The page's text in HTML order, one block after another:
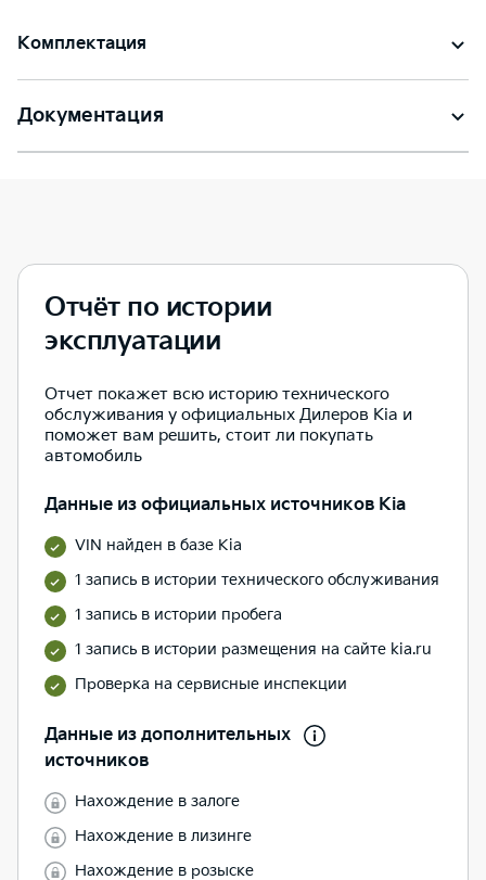
Комплектация
Документация
Отчёт по истории
эксплуатации
Отчет покажет всю историю технического
обслуживания у официальных Дилеров Kia и
поможет вам решить, стоит ли покупать
автомобиль
Данные из официальных источников Kia
VIN найден в базе Kia
1 запись в истории технического обслуживания
1 запись в истории пробега
1 запись в истории размещения на сайте kia.ru
Проверка на сервисные инспекции
Данные из дополнительных
источников
Нахождение в залоге
Нахождение в лизинге
Нахождение в розыске